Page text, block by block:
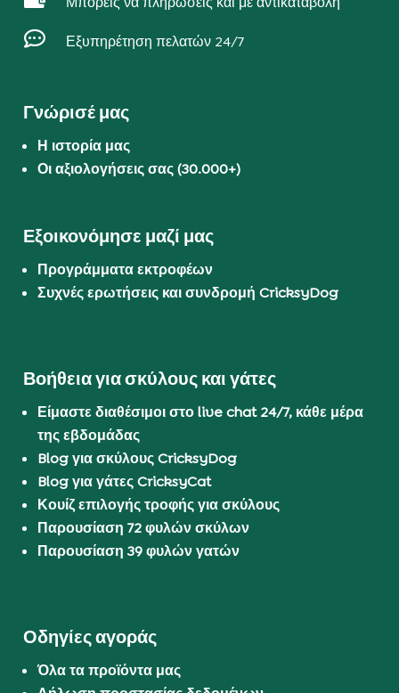
 Εξυπηρέτηση πελατών 24/7
Γνώρισέ μας
Η ιστορία μας
Οι αξιολογήσεις σας (30.000+)
Εξοικονόμησε μαζί μας
Προγράμματα εκτροφέων
Συχνές ερωτήσεις και συνδρομή CricksyDog
Βοήθεια για σκύλους και γάτες
Είμαστε διαθέσιμοι στο live chat 24/7, κάθε μέρα
της εβδομάδας
Blog για σκύλους CricksyDog
Blog για γάτες CricksyCat
Κουίζ επιλογής τροφής για σκύλους
Παρουσίαση 72 φυλών σκύλων
Παρουσίαση 39 φυλών γατών
Οδηγίες αγοράς
Όλα τα προϊόντα μας